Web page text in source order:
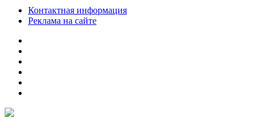
Контактная информация
Реклама на сайте